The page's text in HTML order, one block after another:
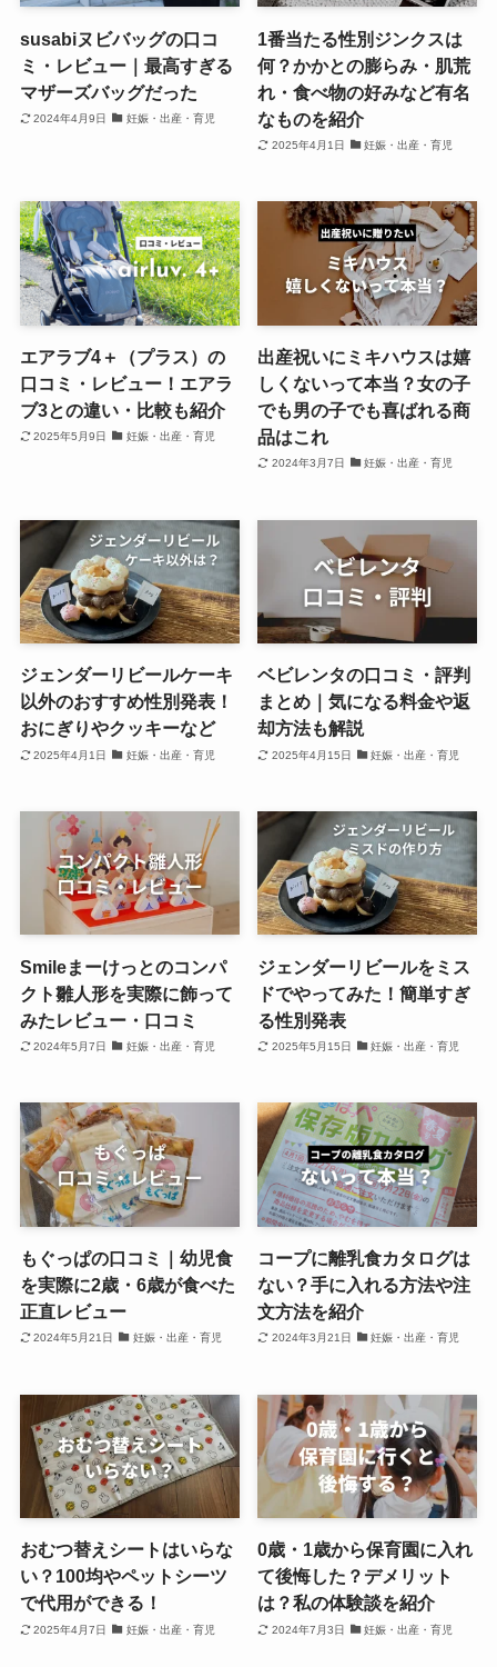
susabiヌビバッグの口コ
ミ・レビュー｜最高すぎる
マザーズバッグだった
2024年4月9日 妊娠・出産・育児
1番当たる性別ジンクスは
何？かかとの膨らみ・肌荒
れ・食べ物の好みなど有名
なものを紹介
2025年4月1日 妊娠・出産・育児
エアラブ4＋（プラス）の
口コミ・レビュー！エアラ
ブ3との違い・比較も紹介
2025年5月9日 妊娠・出産・育児
出産祝いにミキハウスは嬉
しくないって本当？女の子
でも男の子でも喜ばれる商
品はこれ
2024年3月7日 妊娠・出産・育児
ジェンダーリビールケーキ
以外のおすすめ性別発表！
おにぎりやクッキーなど
2025年4月1日 妊娠・出産・育児
ベビレンタの口コミ・評判
まとめ｜気になる料金や返
却方法も解説
2025年4月15日 妊娠・出産・育児
Smileまーけっとのコンパ
クト雛人形を実際に飾って
みたレビュー・口コミ
2024年5月7日 妊娠・出産・育児
ジェンダーリビールをミス
ドでやってみた！簡単すぎ
る性別発表
2025年5月15日 妊娠・出産・育児
もぐっぱの口コミ｜幼児食
を実際に2歳・6歳が食べた
正直レビュー
2024年5月21日 妊娠・出産・育児
コープに離乳食カタログは
ない？手に入れる方法や注
文方法を紹介
2024年3月21日 妊娠・出産・育児
おむつ替えシートはいらな
い？100均やペットシーツ
で代用ができる！
2025年4月7日 妊娠・出産・育児
0歳・1歳から保育園に入れ
て後悔した？デメリット
は？私の体験談を紹介
2024年7月3日 妊娠・出産・育児